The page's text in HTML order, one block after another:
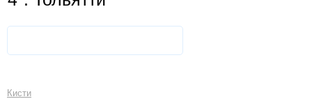
Кисти